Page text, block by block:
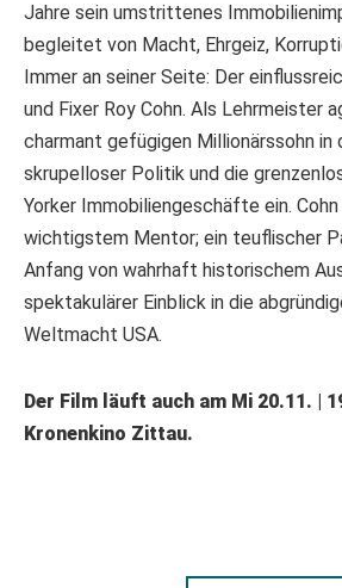
Jahre sein umstrittenes
begleitet von Macht, Ehrgeiz,
Immer an seiner Seite: Der
und Fixer Roy Cohn. Als Lehrmeister
charmant gefügigen Millionärssohn in
skrupelloser Politik und die
Yorker Immobiliengeschäfte ein.
wichtigstem Mentor; ein teuflischer
Anfang von wahrhaft historischem
spektakulärer Einblick in die
Weltmacht USA.
Der Film läuft auch am Mi 20.11. |
Kronenkino Zittau.